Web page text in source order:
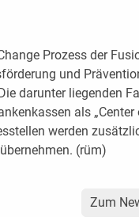
Prozess der
und
darunter liegenden
als „Center
werden
(rüm)
Zum